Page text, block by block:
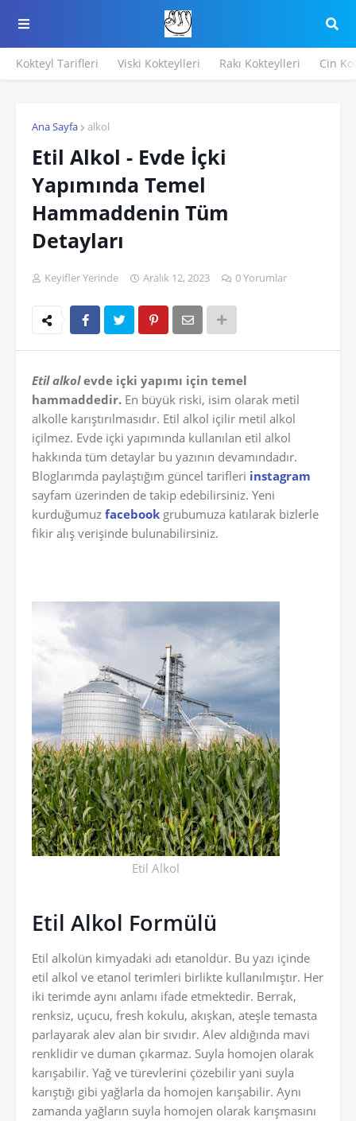
Kokteyl Tarifleri Viski Kokteylleri Rakı Kokteylleri Cin
Ana Sayfa alkol
Etil Alkol - Evde İçki
Yapımında Temel
Hammaddenin Tüm
Detayları
Keyifler Yerinde Aralık 12, 2023 0 Yorumlar
Etil alkolevde içki yapımı için temel
hammaddedir. En büyük riski, isim olarak metil
alkolle karıştırılmasıdır. Etil alkol içilir metil alkol
içilmez. Evde içki yapımında kullanılan etil alkol
hakkında tüm detaylar bu yazının devamındadır.
Bloglarımda paylaştığım güncel tarifleri instagram
sayfam üzerinden de takip edebilirsiniz. Yeni
kurduğumuz facebook grubumuza katılarak bizlerle
fikir alış verişinde bulunabilirsiniz.
Etil Alkol
Etil Alkol Formülü
Etil alkolün kimyadaki adı etanoldür. Bu yazı içinde
etil alkol ve etanol terimleri birlikte kullanılmıştır. Her
iki terimde aynı anlamı ifade etmektedir. Berrak,
renksiz, uçucu, fresh kokulu, akışkan, ateşle temasta
parlayarak alev alan bir sıvıdır. Alev aldığında mavi
renklidir ve duman çıkarmaz. Suyla homojen olarak
karışabilir. Yağ ve türevlerini çözebilir yani suyla
karıştığı gibi yağlarla da homojen karışabilir. Aynı
zamanda yağların suyla homojen olarak karışmasını